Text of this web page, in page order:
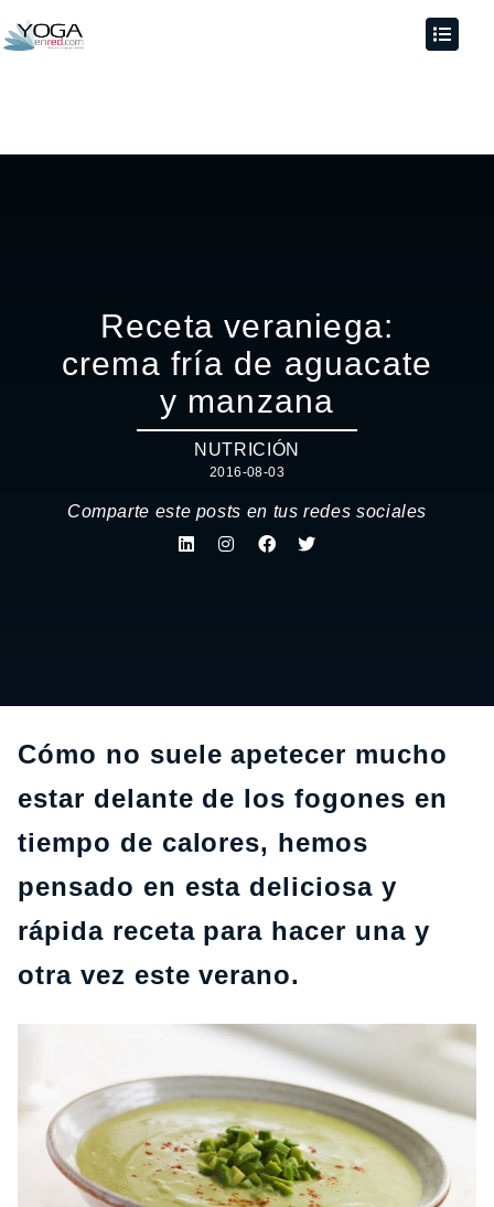
Receta veraniega:
crema fría de aguacate
y manzana
NUTRICIÓN
2016-08-03
Comparte este posts en tus redes sociales
Cómo no suele apetecer mucho
estar delante de los fogones en
tiempo de calores, hemos
pensado en esta deliciosa y
rápida receta para hacer una y
otra vez este verano.